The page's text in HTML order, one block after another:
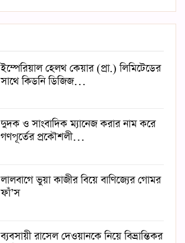
ইম্পেরিয়াল হেলথ কেয়ার (প্রা.) লিমিটেডের
সাথে কিডনি ডিজিজ…
দুদক ও সাংবাদিক ম্যানেজ করার নাম করে
গণপূর্তের প্রকৌশলী…
লালবাগে ভুয়া কাজীর বিয়ে বাণিজ্যের গোমর
ফাঁ’স
ব্যবসায়ী রাসেল দেওয়ানকে নিয়ে বিভ্রান্তিকর